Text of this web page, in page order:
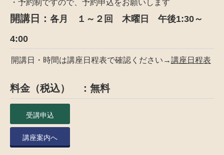
・予約制ですので、予約申込をお願いします
開講日： 各月 １～２回 木曜日 午後1:30～
4:00
開講日・時間は講座日程表で確認ください→講座日程表
料金（税込） ：無料
受講申込
講座案内へ